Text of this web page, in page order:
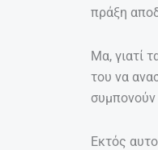
πράξη
Μα, γιατί
του να
Εκτός